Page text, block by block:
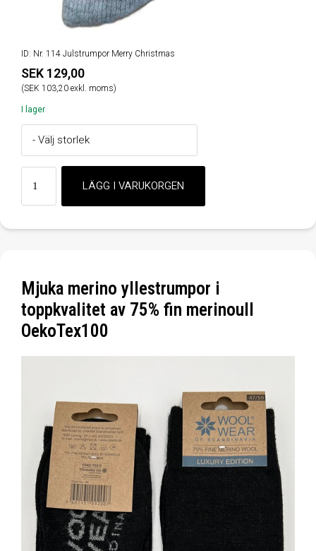
ID: Nr. 114 Julstrumpor Merry Christmas
SEK 129,00
(SEK 103,20 exkl. moms)
I lager
Mjuka merino yllestrumpor i
toppkvalitet av 75% fin merinoull
OekoTex100